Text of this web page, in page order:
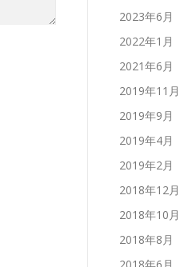
2023年6月
2022年1月
2021年6月
2019年11月
2019年9月
2019年4月
2019年2月
2018年12月
2018年10月
2018年8月